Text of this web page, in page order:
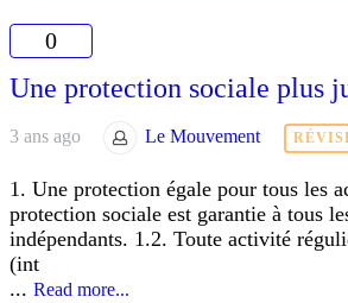
0
Une protection sociale plus
3 ans ago Le Mouvement
1. Une protection égale pour tous les
protection sociale est garantie à tous
indépendants. 1.2. Toute activité
(int
... Read more...